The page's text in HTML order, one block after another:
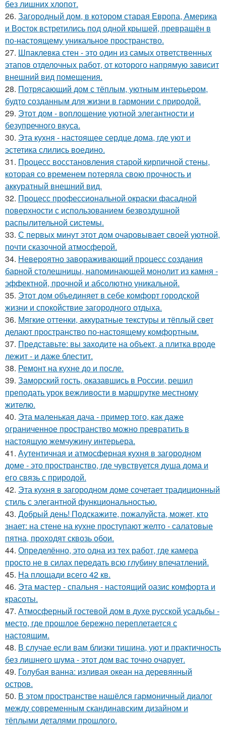
без лишних хлопот.
26. Загородный дом, в котором старая Европа, Америка
и Восток встретились под одной крышей, превращён в
по-настоящему уникальное пространство.
27. Шпаклевка стен - это один из самых ответственных
этапов отделочных работ, от которого напрямую зависит
внешний вид помещения.
28. Потрясающий дом с тёплым, уютным интерьером,
будто созданным для жизни в гармонии с природой.
29. Этот дом - воплощение уютной элегантности и
безупречного вкуса.
30. Эта кухня - настоящее сердце дома, где уют и
эстетика слились воедино.
31. Процесс восстановления старой кирпичной стены,
которая со временем потеряла свою прочность и
аккуратный внешний вид.
32. Процесс профессиональной окраски фасадной
поверхности с использованием безвоздушной
распылительной системы.
33. С первых минут этот дом очаровывает своей уютной,
почти сказочной атмосферой.
34. Невероятно завораживающий процесс создания
барной столешницы, напоминающей монолит из камня -
эффектной, прочной и абсолютно уникальной.
35. Этот дом объединяет в себе комфорт городской
жизни и спокойствие загородного отдыха.
36. Мягкие оттенки, аккуратные текстуры и тёплый свет
делают пространство по-настоящему комфортным.
37. Представьте: вы заходите на объект, а плитка вроде
лежит - и даже блестит.
38. Ремонт на кухне до и после.
39. Заморский гость, оказавшись в России, решил
преподать урок вежливости в маршрутке местному
жителю.
40. Эта маленькая дача - пример того, как даже
ограниченное пространство можно превратить в
настоящую жемчужину интерьера.
41. Аутентичная и атмосферная кухня в загородном
доме - это пространство, где чувствуется душа дома и
его связь с природой.
42. Эта кухня в загородном доме сочетает традиционный
стиль с элегантной функциональностью.
43. Добрый день! Подскажите, пожалуйста, может, кто
знает: на стене на кухне проступают желто - салатовые
пятна, проходят сквозь обои.
44. Определённо, это одна из тех работ, где камера
просто не в силах передать всю глубину впечатлений.
45. На площади всего 42 кв.
46. Эта мастер - спальня - настоящий оазис комфорта и
красоты.
47. Атмосферный гостевой дом в духе русской усадьбы -
место, где прошлое бережно переплетается с
настоящим.
48. В случае если вам близки тишина, уют и практичность
без лишнего шума - этот дом вас точно очарует.
49. Голубая ванна: изливая океан на деревянный
остров.
50. В этом пространстве нашёлся гармоничный диалог
между современным скандинавским дизайном и
тёплыми деталями прошлого.